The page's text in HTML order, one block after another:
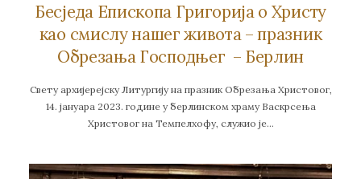
Бесједа Епископа Григорија о Христу
као смислу нашег живота – празник
Обрезања Господњег – Берлин
Свету архијерејску Литургију на празник Обрезања Христовог,
14. јануара 2023. године у берлинском храму Васкрсења
Христовог на Темпелхофу, служио је…